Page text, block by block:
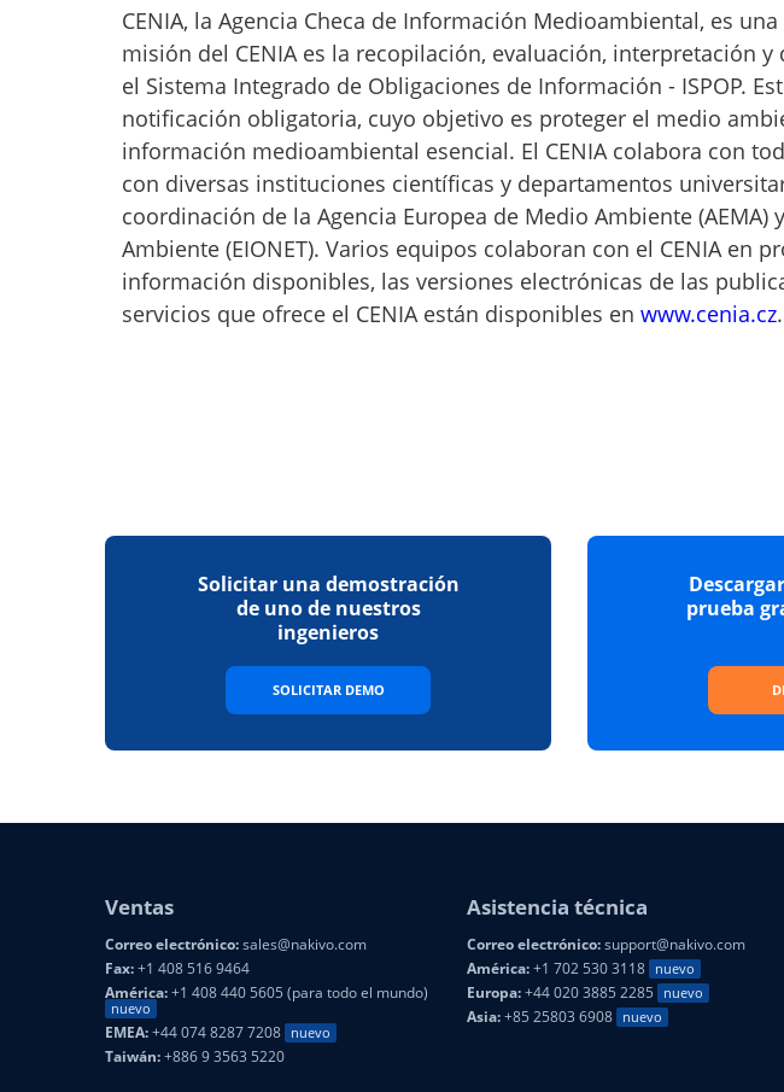
CENIA, la Agencia Checa de Información Medioambiental, es
misión del CENIA es la recopilación, evaluación, interpretación
el Sistema Integrado de Obligaciones de Información - ISPOP.
notificación obligatoria, cuyo objetivo es proteger el medio
información medioambiental esencial. El CENIA colabora con
con diversas instituciones científicas y departamentos
coordinación de la Agencia Europea de Medio Ambiente
Ambiente (EIONET). Varios equipos colaboran con el CENIA en
información disponibles, las versiones electrónicas de las
servicios que ofrece el CENIA están disponibles en www.cenia.cz.
Solicitar una demostración
de uno de nuestros
ingenieros
SOLICITAR DEMO
prueba
Ventas
Correo electrónico:sales@nakivo.com
Fax:+1 408 516 9464
América:+1 408 440 5605 (para todo el mundo)
nuevo
EMEA:+44 074 8287 7208 nuevo
Taiwán:+886 9 3563 5220
Asistencia técnica
Correo electrónico:support@nakivo.com
América:+1 702 530 3118 nuevo
Europa:+44 020 3885 2285 nuevo
Asia:+85 25803 6908 nuevo